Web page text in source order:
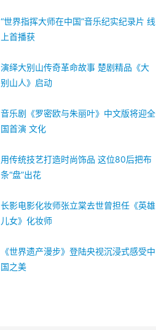
“世界指挥大师在中国”音乐纪实纪录片 线
上首播获
演绎大别山传奇革命故事 楚剧精品《大
别山人》启动
音乐剧《罗密欧与朱丽叶》中文版将迎全
国首演 文化
用传统技艺打造时尚饰品 这位80后把布
条“盘”出花
长影电影化妆师张立棠去世曾担任《英雄
儿女》化妆师
《世界遗产漫步》登陆央视沉浸式感受中
国之美